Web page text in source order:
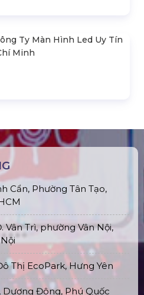
Ty Màn Hình Led Uy Tín
Minh
Cẩn, Phường Tân Tạo,
Vân Trì, phường Vân Nội,
Thị EcoPark, Hưng Yên
Dương Đông, Phú Quốc